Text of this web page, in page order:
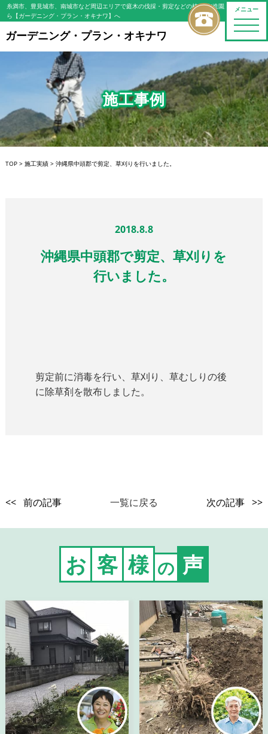
メニュー
toggle
糸満市、豊見城市、南城市など周辺エリアで庭木の伐採・剪定などの植木屋/造園屋をお探しな
ら【ガーデニング・プラン・オキナワ】へ
ガーデニング・プラン・オキナワ
施工事例
TOP> 施工実績> 沖縄県中頭郡で剪定、草刈りを行いました。
2018.8.8
沖縄県中頭郡で剪定、草刈りを
行いました。
剪定前に消毒を行い、草刈り、草むしりの後
に除草剤を散布しました。
<< 前の記事 一覧に戻る 次の記事 >>
お 客 様 の 声